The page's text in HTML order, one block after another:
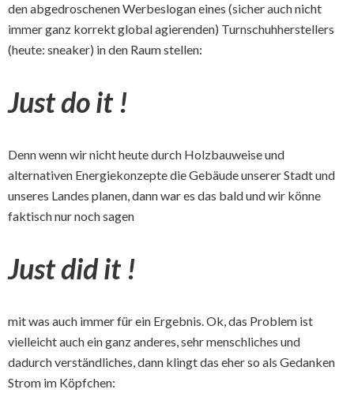
den abgedroschenen Werbeslogan eines (sicher auch nicht
immer ganz korrekt global agierenden) Turnschuhherstellers
(heute: sneaker) in den Raum stellen:
Just do it !
Denn wenn wir nicht heute durch Holzbauweise und
alternativen Energiekonzepte die Gebäude unserer Stadt und
unseres Landes planen, dann war es das bald und wir könne
faktisch nur noch sagen
Just did it !
mit was auch immer für ein Ergebnis. Ok, das Problem ist
vielleicht auch ein ganz anderes, sehr menschliches und
dadurch verständliches, dann klingt das eher so als Gedanken
Strom im Köpfchen: